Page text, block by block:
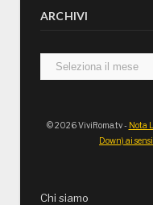
ARCHIVI
Archivi
© 2026 ViviRoma.tv - Nota
Down) ai
Chi siamo